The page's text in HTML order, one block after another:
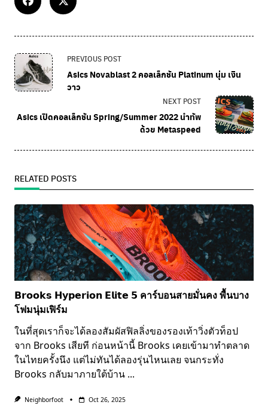
PREVIOUS POST
Asics Novablast 2 คอลเล็กชัน Platinum นุ่ม เงิน
วาว
NEXT POST
Asics เปิดคอลเล็กชัน Spring/Summer 2022 นำทัพ
ด้วย Metaspeed
RELATED POSTS
𝗕𝗿𝗼𝗼𝗸𝘀 𝗛𝘆𝗽𝗲𝗿𝗶𝗼𝗻 𝗘𝗹𝗶𝘁𝗲 𝟱 คาร์บอนสายมั่นคง พื้นบาง
โฟมนุ่มเฟิร์ม
ในที่สุดเราก็จะได้ลองสัมผัสฟิลลิ่งของรองเท้าวิ่งตัวท็อป
จาก Brooks เสียที ก่อนหน้านี้ Brooks เคยเข้ามาทำตลาด
ในไทยครั้งนึง แต่ไม่ทันได้ลองรุ่นไหนเลย จนกระทั่ง
Brooks กลับมาภายใต้บ้าน ...
Neighborfoot Oct 26, 2025